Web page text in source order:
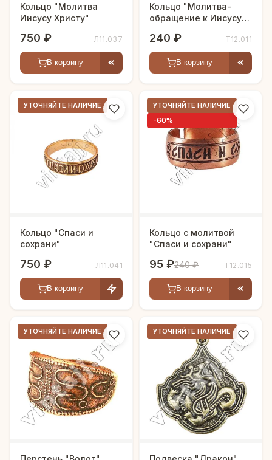
Кольцо "Молитва
Иисусу Христу"
750 ₽ Л11.037
В корзину
Кольцо "Молитва-
обращение к Иисусу
240 ₽ Т12.011
В корзину
УТОЧНЯЙТЕ НАЛИЧИЕ
Кольцо "Спаси и
сохрани"
750 ₽ Л11.041
В корзину
УТОЧНЯЙТЕ НАЛИЧИЕ
-60%
Кольцо с молитвой
"Спаси и сохрани"
95 ₽240 ₽ Т12.015
В корзину
УТОЧНЯЙТЕ НАЛИЧИЕ УТОЧНЯЙТЕ НАЛИЧИЕ